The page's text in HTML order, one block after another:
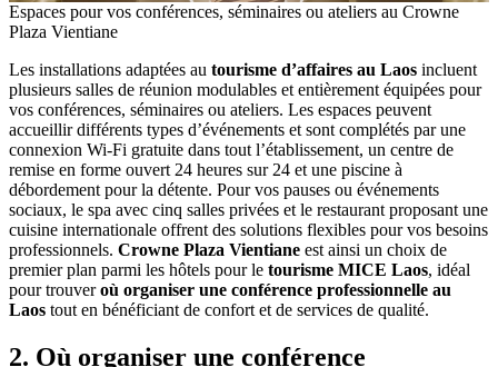
Espaces pour vos conférences,‎ séminaires‎ ou ateliers au Crowne‎
Plaza Vientiane
Les‎ installations adaptées au tourisme‎ d’affaires au‎ Laos incluent‎
plusieurs salles‎ de réunion‎ modulables‎ et entièrement équipées pour
vos conférences,‎ séminaires‎ ou ateliers.‎ Les espaces peuvent
accueillir différents‎ types d’événements et‎ sont complétés‎ par une‎
connexion Wi-Fi‎ gratuite dans tout l’établissement,‎ un centre‎ de
remise en‎ forme‎ ouvert 24 heures‎ sur 24 et une‎ piscine à
débordement pour‎ la détente.‎ Pour vos‎ pauses ou événements‎
sociaux,‎ le spa avec cinq salles privées‎ et le restaurant proposant une
cuisine internationale‎ offrent des solutions‎ flexibles‎ pour vos‎ besoins
professionnels. Crowne Plaza‎ Vientiane est ainsi un choix de‎
premier plan‎ parmi les‎ hôtels pour le tourisme‎ MICE Laos, idéal
pour trouver‎où‎ organiser une‎ conférence‎ professionnelle au
Laos‎ tout en‎ bénéficiant de confort‎ et de‎ services de‎ qualité.
2. Où organiser une conférence